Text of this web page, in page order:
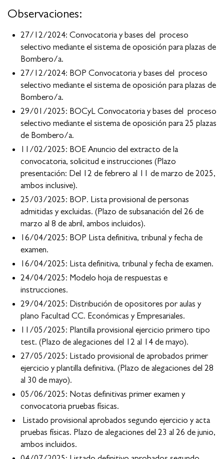
Observaciones:
27/12/2024: Convocatoria y bases del proceso
selectivo mediante el sistema de oposición para plazas de
Bombero/a.
27/12/2024: BOP Convocatoria y bases del proceso
selectivo mediante el sistema de oposición para plazas de
Bombero/a.
29/01/2025: BOCyL Convocatoria y bases del proceso
selectivo mediante el sistema de oposición para 25 plazas
de Bombero/a.
11/02/2025: BOE Anuncio del extracto de la
convocatoria, solicitud e instrucciones (Plazo
presentación: Del 12 de febrero al 11 de marzo de 2025,
ambos inclusive).
25/03/2025: BOP. Lista provisional de personas
admitidas y excluidas. (Plazo de subsanación del 26 de
marzo al 8 de abril, ambos incluidos).
16/04/2025: BOP Lista definitiva, tribunal y fecha de
examen.
16/04/2025: Lista definitiva, tribunal y fecha de examen.
24/04/2025: Modelo hoja de respuestas e
instrucciones.
29/04/2025: Distribución de opositores por aulas y
plano Facultad CC. Económicas y Empresariales.
11/05/2025: Plantilla provisional ejercicio primero tipo
test. (Plazo de alegaciones del 12 al 14 de mayo).
27/05/2025: Listado provisional de aprobados primer
ejercicio y plantilla definitiva. (Plazo de alegaciones del 28
al 30 de mayo).
05/06/2025: Notas definitivas primer examen y
convocatoria pruebas físicas.
Listado provisional aprobados segundo ejercicio y acta
pruebas físicas. Plazo de alegaciones del 23 al 26 de junio,
ambos incluidos.